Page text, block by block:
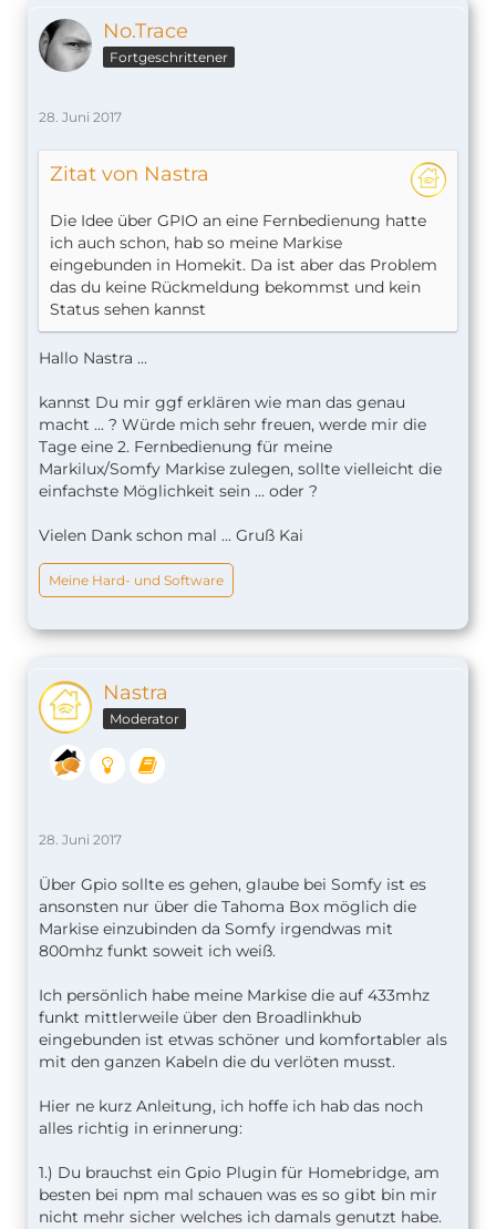
No.Trace
Fortgeschrittener
28. Juni 2017
Zitat von Nastra
Die Idee über GPIO an eine Fernbedienung hatte
ich auch schon, hab so meine Markise
eingebunden in Homekit. Da ist aber das Problem
das du keine Rückmeldung bekommst und kein
Status sehen kannst
Hallo Nastra ...
kannst Du mir ggf erklären wie man das genau
macht ... ? Würde mich sehr freuen, werde mir die
Tage eine 2. Fernbedienung für meine
Markilux/Somfy Markise zulegen, sollte vielleicht die
einfachste Möglichkeit sein ... oder ?
Vielen Dank schon mal ... Gruß Kai
Meine Hard- und Software
Nastra
Moderator
28. Juni 2017
Über Gpio sollte es gehen, glaube bei Somfy ist es
ansonsten nur über die Tahoma Box möglich die
Markise einzubinden da Somfy irgendwas mit
800mhz funkt soweit ich weiß.
Ich persönlich habe meine Markise die auf 433mhz
funkt mittlerweile über den Broadlinkhub
eingebunden ist etwas schöner und komfortabler als
mit den ganzen Kabeln die du verlöten musst.
Hier ne kurz Anleitung, ich hoffe ich hab das noch
alles richtig in erinnerung:
1.) Du brauchst ein Gpio Plugin für Homebridge, am
besten bei npm mal schauen was es so gibt bin mir
nicht mehr sicher welches ich damals genutzt habe.